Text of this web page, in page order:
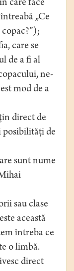
care face
„Ce
copac?”);
care se
de a fi al
ne-
mod de a
direct de
posibilităţi de
sunt nume
sau clase
această
întreba ce
o limbă.
direct